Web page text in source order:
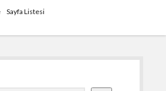
Sayfa Listesi